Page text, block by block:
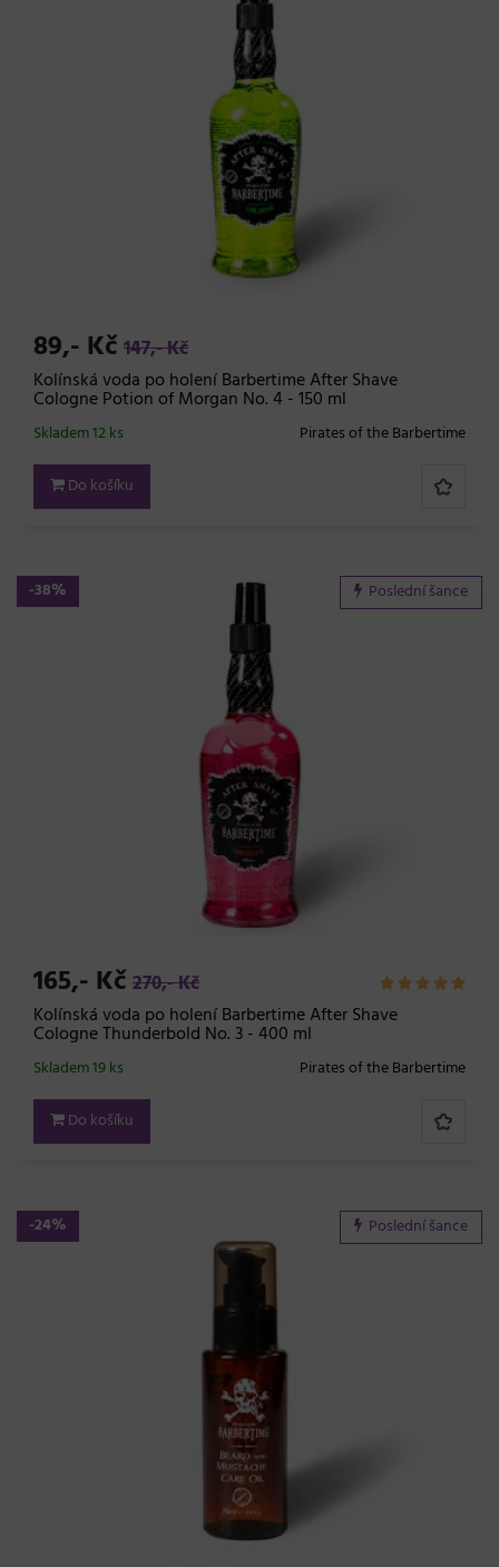
89,- Kč 147,- Kč
Kolínská voda po holení Barbertime After Shave
Cologne Potion of Morgan No. 4 - 150 ml
Pirates of the Barbertime
Skladem 12 ks
Do košíku
-38% Poslední šance
165,- Kč 270,- Kč
Kolínská voda po holení Barbertime After Shave
Cologne Thunderbold No. 3 - 400 ml
Pirates of the Barbertime
Skladem 19 ks
Do košíku
-24% Poslední šance